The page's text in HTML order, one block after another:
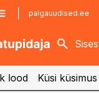
palgauudised.ee
lood Küsi küsimus